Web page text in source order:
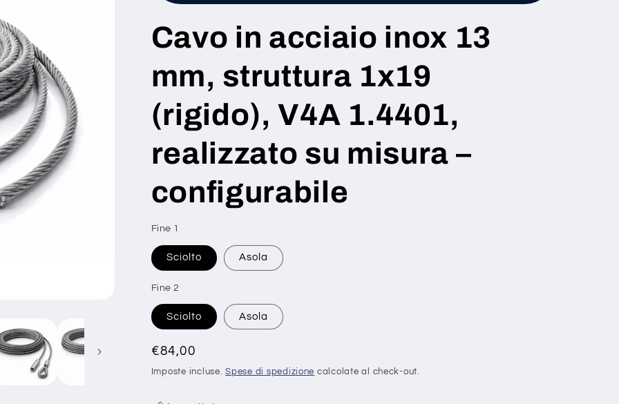
Cavo in acciaio inox 13
mm, struttura 1x19
(rigido), V4A 1.4401,
realizzato su misura –
configurabile
SKU:
Fine 1
Sciolto Asola
Fine 2
Sciolto Asola
Prezzo
di
€84,00
Imposte incluse.Spese di spedizione calcolate al check-out.